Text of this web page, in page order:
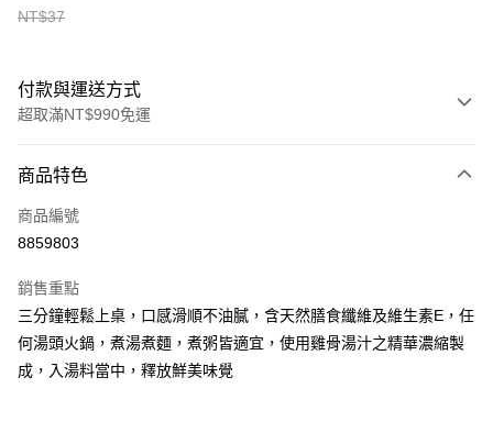
NT$37
付款與運送方式
超取滿NT$990免運
信用卡一次付款
超商取貨付款
Apple Pay
街口支付
商品特色
商品編號
8859803
銷售重點
三分鐘輕鬆上桌，口感滑順不油膩，含天然膳食纖維及維生素E，任
何湯頭火鍋，煮湯煮麵，煮粥皆適宜，使用雞骨湯汁之精華濃縮製
成，入湯料當中，釋放鮮美味覺